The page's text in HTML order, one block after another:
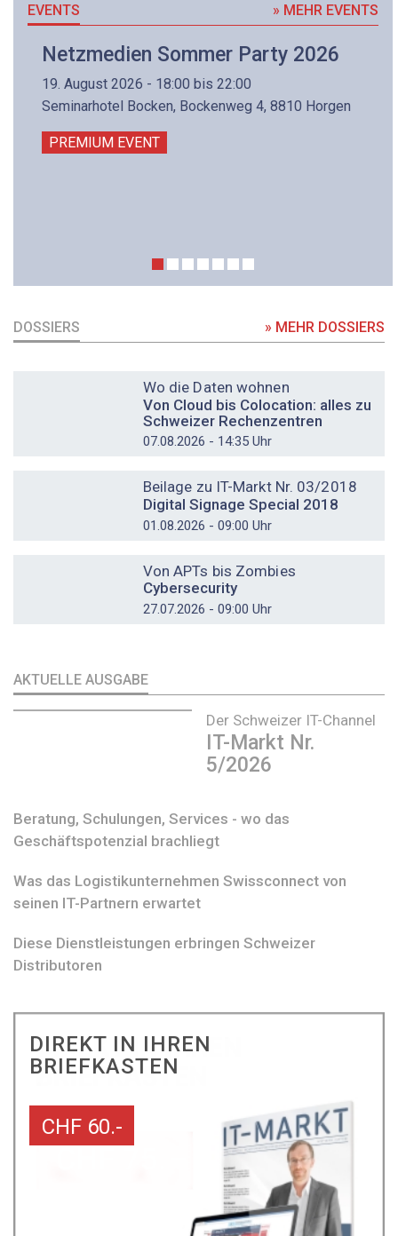
EVENTS » MEHR EVENTS
Netzmedien Sommer Party 2026
19. August 2026 - 18:00 bis 22:00
Seminarhotel Bocken, Bockenweg 4, 8810 Horgen
PREMIUM EVENT
DOSSIERS » MEHR DOSSIERS
Wo die Daten wohnen
Von Cloud bis Colocation: alles zu
Schweizer Rechenzentren
07.08.2026 - 14:35 Uhr
Beilage zu IT-Markt Nr. 03/2018
Digital Signage Special 2018
01.08.2026 - 09:00 Uhr
Von APTs bis Zombies
Cybersecurity
27.07.2026 - 09:00 Uhr
AKTUELLE AUSGABE
Der Schweizer IT-Channel
IT-Markt Nr.
5/2026
Beratung, Schulungen, Services - wo das
Geschäftspotenzial brachliegt
Was das Logistikunternehmen Swissconnect von
seinen IT-Partnern erwartet
Diese Dienstleistungen erbringen Schweizer
Distributoren
DIREKT IN IHREN
BRIEFKASTEN
CHF 60.-